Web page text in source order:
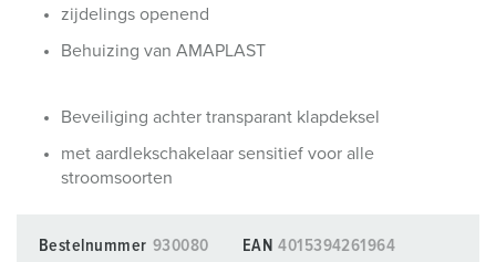
zijdelings openend
Behuizing van AMAPLAST
Beveiliging achter transparant klapdeksel
met aardlekschakelaar sensitief voor alle
stroomsoorten
Bestelnummer 930080 EAN 4015394261964